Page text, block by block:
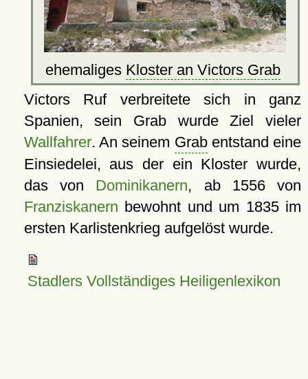
ehemaliges Kloster an Victors Grab
Victors Ruf verbreitete sich in ganz
Spanien, sein Grab wurde Ziel vieler
Wallfahrer. An seinem Grabentstand eine
Einsiedelei, aus der ein Kloster wurde,
das von Dominikanern, ab 1556 von
Franziskanern bewohnt und um 1835 im
ersten Karlistenkrieg aufgelöst wurde.
Stadlers Vollständiges Heiligenlexikon